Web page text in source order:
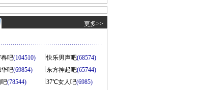
更多>>
吧(104510) 快乐男声吧(68574)
吧(69854) 东方神起吧(65744)
(78544) 37℃女人吧(6985)